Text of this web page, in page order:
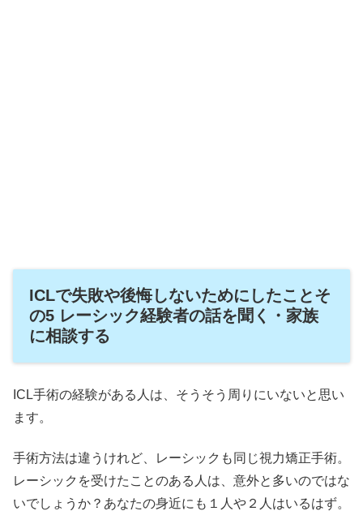
ICLで失敗や後悔しないためにしたことそ
の5 レーシック経験者の話を聞く・家族
に相談する
ICL手術の経験がある人は、そうそう周りにいないと思い
ます。
手術方法は違うけれど、レーシックも同じ視力矯正手術。
レーシックを受けたことのある人は、意外と多いのではな
いでしょうか？あなたの身近にも１人や２人はいるはず。